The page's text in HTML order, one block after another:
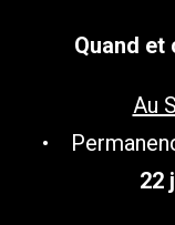
Quand et
Au
•
22